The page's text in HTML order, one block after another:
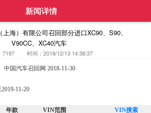
新闻详情
海）有限公司召回部分进口XC90、S90、
V90CC、XC40汽车
7197 时间：2018/12/13 14:38:37
中国汽车召回网 2018-11-30
11-20
年款 VIN范围 VIN搜索